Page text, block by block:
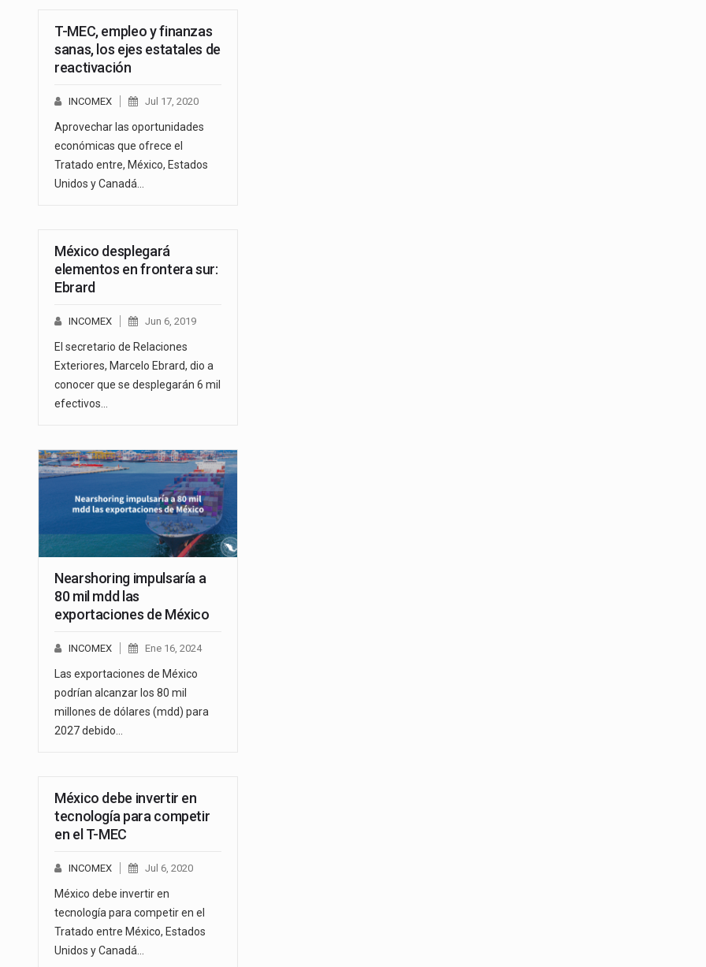
T-MEC, empleo y finanzas
sanas, los ejes estatales de
reactivación
INCOMEX Jul 17, 2020
Aprovechar las oportunidades
económicas que ofrece el
Tratado entre, México, Estados
Unidos y Canadá…
México desplegará
elementos en frontera sur:
Ebrard
INCOMEX Jun 6, 2019
El secretario de Relaciones
Exteriores, Marcelo Ebrard, dio a
conocer que se desplegarán 6 mil
efectivos…
Nearshoring impulsaría a
80 mil mdd las
exportaciones de México
INCOMEX Ene 16, 2024
Las exportaciones de México
podrían alcanzar los 80 mil
millones de dólares (mdd) para
2027 debido…
México debe invertir en
tecnología para competir
en el T-MEC
INCOMEX Jul 6, 2020
México debe invertir en
tecnología para competir en el
Tratado entre México, Estados
Unidos y Canadá…